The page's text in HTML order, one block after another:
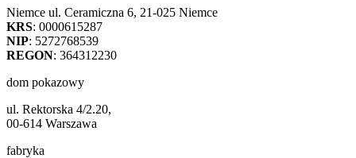
Niemce ul. Ceramiczna 6, 21-025 Niemce
KRS: 0000615287
NIP: 5272768539
REGON: 364312230
dom pokazowy
ul. Rektorska 4/2.20,
00-614 Warszawa
fabryka